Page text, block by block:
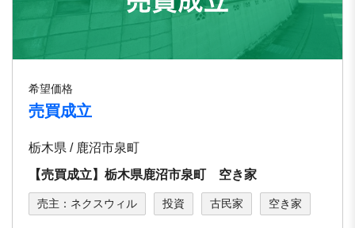
希望価格
売買成立
栃木県 / 鹿沼市泉町
【売買成立】栃木県鹿沼市泉町 空き家
売主：ネクスウィル 投資 古民家 空き家